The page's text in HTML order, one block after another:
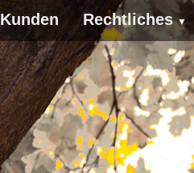
Kunden Rechtliches